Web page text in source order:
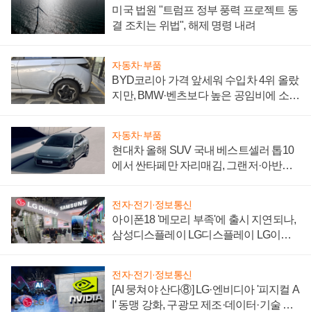
미국 법원 "트럼프 정부 풍력 프로젝트 동
결 조치는 위법", 해제 명령 내려
자동차·부품
BYD코리아 가격 앞세워 수입차 4위 올랐
지만, BMW·벤츠보다 높은 공임비에 소비
자동차·부품
현대차 올해 SUV 국내 베스트셀러 톱10
에서 싼타페만 자리매김, 그랜저·아반떼
전자·전기·정보통신
아이폰18 '메모리 부족'에 출시 지연되나,
삼성디스플레이 LG디스플레이 LG이노
전자·전기·정보통신
[AI 뭉쳐야 산다⑧] LG·엔비디아 '피지컬 A
I' 동맹 강화, 구광모 제조·데이터·기술 결